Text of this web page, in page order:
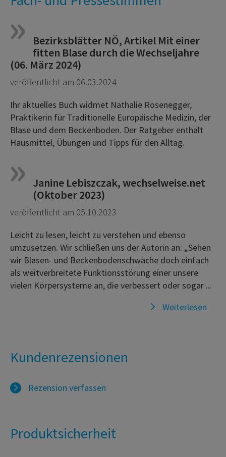
Bezirksblätter NÖ, Artikel Mit einer
fitten Blase durch die Wechseljahre
(06. März 2024)
veröffentlicht am 06.03.2024
Ihr aktuelles Buch widmet Nathalie Rosenegger,
Praktikerin für Traditionelle Europäische Medizin, der
Blase und dem Beckenboden. Der Ratgeber enthält
Hausmittel, Übungen und Tipps für den Alltag.
Janine Lebiszczak, wechselweise.net
(Oktober 2023)
veröffentlicht am 05.10.2023
Leicht zu lesen, leicht zu verstehen und ebenso
umzusetzen. Wir schließen uns der Autorin an: „Sehen
wir Blasen- und Beckenbodenschwäche doch einfach
als weitverbreitete Funktionsstörung einer unsere
vielen Körpersysteme an, die verbessert oder sogar ...
Weiterlesen
Kundenrezensionen
Rezension verfassen
Produktsicherheit